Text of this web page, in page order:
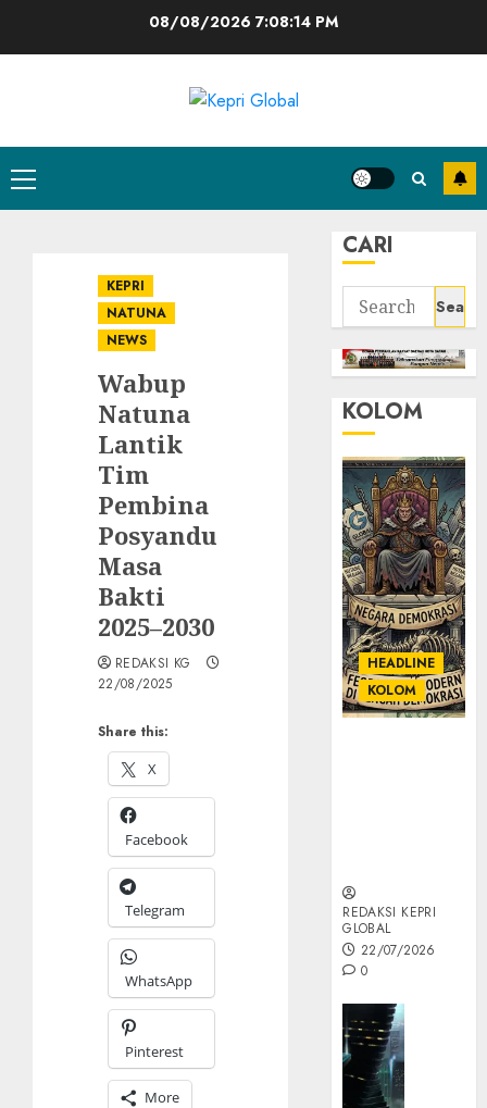
08/08/2026 7:08:14 PM
Primary
Menu
KEPRI
NATUNA
NEWS
Wabup
Natuna
Lantik
Tim
Pembina
Posyandu
Masa
Bakti
2025–2030
Share this:
X
Facebook
Telegram
WhatsApp
Pinterest
More
REDAKSI KG
22/08/2025
CARI
Search
for:
KOLOM
HEADLINE
KOLOM
REDAKSI KEPRI
GLOBAL
22/07/2026
0